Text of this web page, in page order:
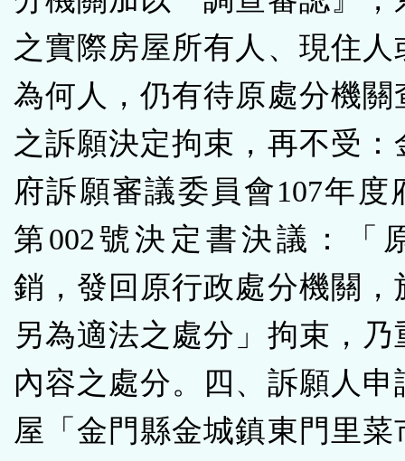
之實際房屋所有人、現住人
為何人，仍有待原處分機關
之訴願決定拘束，再不受：
府訴願審議委員會107年度
第002號決定書決議：「
銷，發回原行政處分機關，
另為適法之處分」拘束，乃
內容之處分。四、訴願人申
屋「金門縣金城鎮東門里菜